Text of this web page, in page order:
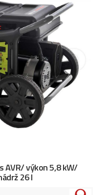
AVR/ výkon 5,8 kW/
26 l